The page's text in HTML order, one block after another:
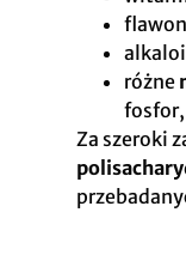
różne
fosfor,
Za szeroki